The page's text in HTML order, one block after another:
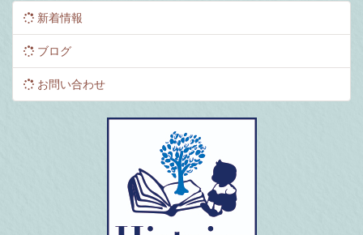
新着情報
ブログ
お問い合わせ